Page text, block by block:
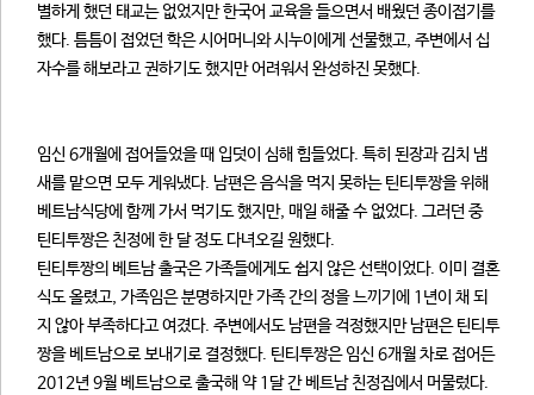
별하게 했던 태교는 없었지만 한국어 교육을 들으면서 배웠던 종이접기를
했다. 틈틈이 접었던 학은 시어머니와 시누이에게 선물했고, 주변에서 십
자수를 해보라고 권하기도 했지만 어려워서 완성하진 못했다.
임신 6개월에 접어들었을 때 입덧이 심해 힘들었다. 특히 된장과 김치 냄
새를 맡으면 모두 게워냈다. 남편은 음식을 먹지 못하는 틴티투짱을 위해
베트남식당에 함께 가서 먹기도 했지만, 매일 해줄 수 없었다. 그러던 중
틴티투짱은 친정에 한 달 정도 다녀오길 원했다.
틴티투짱의 베트남 출국은 가족들에게도 쉽지 않은 선택이었다. 이미 결혼
식도 올렸고, 가족임은 분명하지만 가족 간의 정을 느끼기에 1년이 채 되
지 않아 부족하다고 여겼다. 주변에서도 남편을 걱정했지만 남편은 틴티투
짱을 베트남으로 보내기로 결정했다. 틴티투짱은 임신 6개월 차로 접어든
2012년 9월 베트남으로 출국해 약 1달 간 베트남 친정집에서 머물렀다.